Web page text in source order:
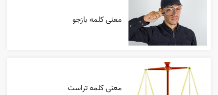
معنی کلمه بازجو
معنی کلمه تراست